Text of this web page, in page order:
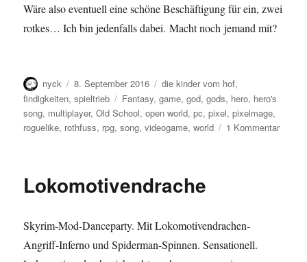
Wäre also eventuell eine schöne Beschäftigung für ein, zwei
rotkes… Ich bin jedenfalls dabei. Macht noch jemand mit?
Autor
nyck
Veröffentlicht
am
8. September 2016 Kategorien
die kinder vom hof,
findigkeiten,spieltrieb Schlagwörter
Fantasy,game,god,gods, hero, hero's
song, multiplayer,Old School,open world,pc,pixel,pixelmage,
roguelike, rothfuss, rpg,song,videogame,world 1 Kommentarzu
Lokomotivendrache
Skyrim-Mod-Danceparty. Mit Lokomotivendrachen-
Angriff-Inferno und Spiderman-Spinnen. Sensationell.